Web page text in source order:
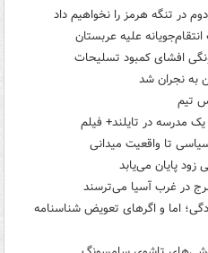
در تنگه هرمز را نخواهیم داد
علیه عربستان
افشای کمبود تسلیحات
به نجران شد
تیم
تا واقعیت میدانی
پایان می‌یابد
در غرب آسیا می‌ترسند
اما و اگرهای تعویض شناسنامه